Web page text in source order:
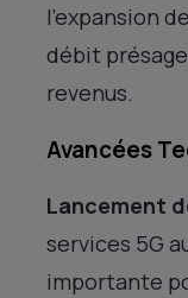
l’expansion
débit
revenus.
Avancées
Lancement
services 5G
importante